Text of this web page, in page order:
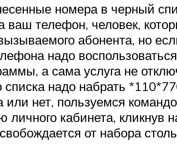
номера в черный
телефон, человек,
абонента, но
надо
а сама услуга не
списка надо набрать
нет, пользуемся
кабинета, кликнув
от набора